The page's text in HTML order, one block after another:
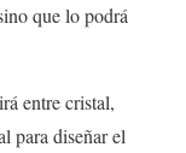
que lo podrá
entre cristal,
para diseñar el